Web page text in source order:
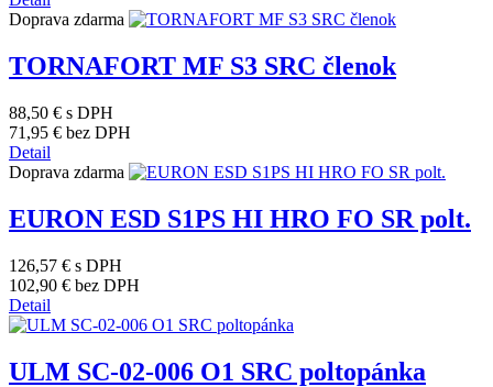
Doprava zdarma
TORNAFORT MF S3 SRC členok
88,50 € s DPH
71,95 € bez DPH
Detail
Doprava zdarma
EURON ESD S1PS HI HRO FO SR polt.
126,57 € s DPH
102,90 € bez DPH
Detail
ULM SC-02-006 O1 SRC poltopánka